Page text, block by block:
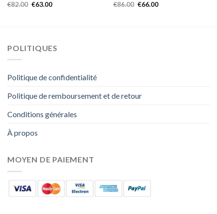
€82.00 €63.00
€86.00 €66.00
POLITIQUES
Politique de confidentialité
Politique de remboursement et de retour
Conditions générales
À propos
MOYEN DE PAIEMENT